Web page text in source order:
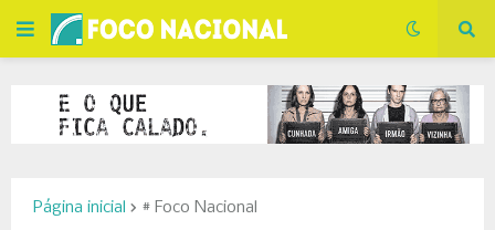
Página inicial # Foco Nacional